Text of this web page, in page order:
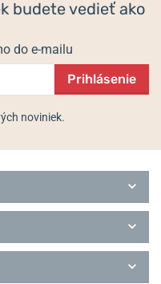
budete vedieť ako
do e-mailu
Prihlásenie
noviniek.